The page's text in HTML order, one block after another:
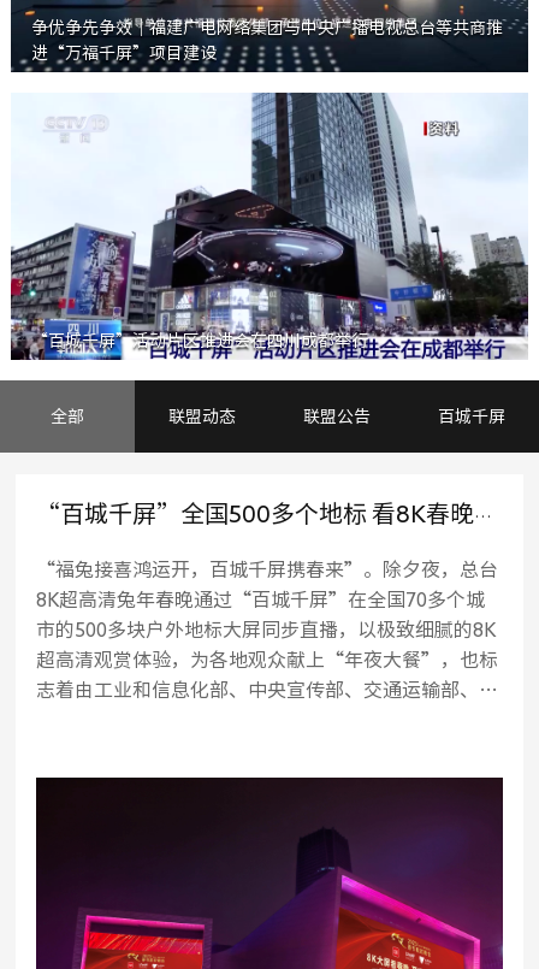
争优争先争效｜福建广电网络集团与中央广播电视总台等共商推
进“万福千屏”项目建设
“百城千屏”活动片区推进会在四川成都举行
全部 联盟动态 联盟公告 百城千屏
“百城千屏”全国500多个地标 看8K春晚共贺新春
“福兔接喜鸿运开，百城千屏携春来”。除夕夜，总台
8K超高清兔年春晚通过“百城千屏”在全国70多个城
市的500多块户外地标大屏同步直播，以极致细腻的8K
超高清观赏体验，为各地观众献上“年夜大餐”，也标
志着由工业和信息化部、中央宣传部、交通运输部、文
继“科技冬奥”“中秋晚会”和“世界杯”试验播出